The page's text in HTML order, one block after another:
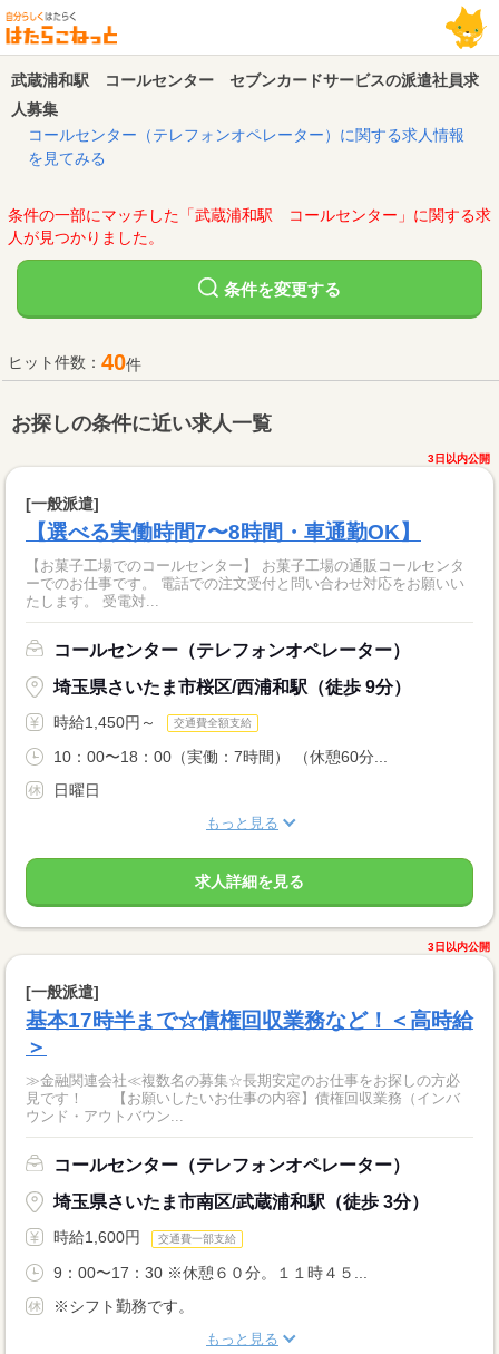
武蔵浦和駅 コールセンター セブンカードサービスの派遣社員求
人募集
コールセンター（テレフォンオペレーター）に関する求人情報
を見てみる
条件の一部にマッチした「武蔵浦和駅 コールセンター」に関する求
人が見つかりました。
条件を変更する
ヒット件数： 40件
お探しの条件に近い求人一覧
3日以内公開
[一般派遣]
【選べる実働時間7〜8時間・車通勤OK】
【お菓子工場でのコールセンター】 お菓子工場の通販コールセンタ
ーでのお仕事です。 電話での注文受付と問い合わせ対応をお願いい
たします。 受電対...
コールセンター（テレフォンオペレーター）
埼玉県さいたま市桜区/西浦和駅（徒歩 9分）
時給1,450円～ 交通費全額支給
10：00〜18：00（実働：7時間） （休憩60分...
日曜日
もっと見る
求人詳細を見る
3日以内公開
[一般派遣]
基本17時半まで☆債権回収業務など！＜高時給
＞
≫金融関連会社≪複数名の募集☆長期安定のお仕事をお探しの方必
見です！ 【お願いしたいお仕事の内容】債権回収業務（インバ
ウンド・アウトバウン...
コールセンター（テレフォンオペレーター）
埼玉県さいたま市南区/武蔵浦和駅（徒歩 3分）
時給1,600円 交通費一部支給
9：00〜17：30 ※休憩６０分。１１時４５...
※シフト勤務です。
もっと見る